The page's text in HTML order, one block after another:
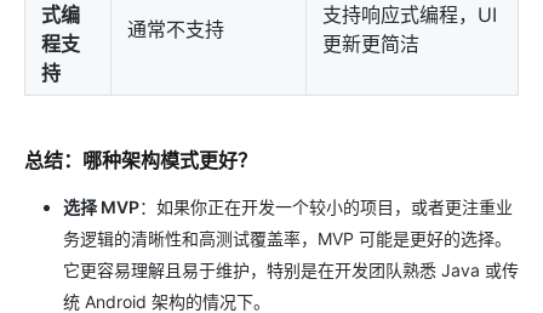
式编
程支
持
通常不支持
支持响应式编程，UI
更新更简洁
总结：哪种架构模式更好？
选择 MVP：如果你正在开发一个较小的项目，或者更注重业
务逻辑的清晰性和高测试覆盖率，MVP 可能是更好的选择。
它更容易理解且易于维护，特别是在开发团队熟悉 Java 或传
统 Android 架构的情况下。